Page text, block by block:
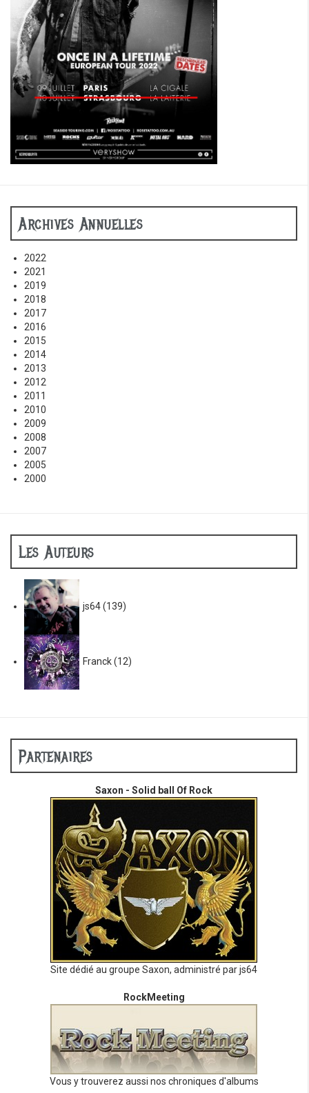
Archives Annuelles
2022
2021
2019
2018
2017
2016
2015
2014
2013
2012
2011
2010
2009
2008
2007
2005
2000
Les Auteurs
js64(139)
Franck(12)
Partenaires
Saxon - Solid ball Of Rock
Site dédié au groupe Saxon, administré par js64
RockMeeting
Vous y trouverez aussi nos chroniques d'albums